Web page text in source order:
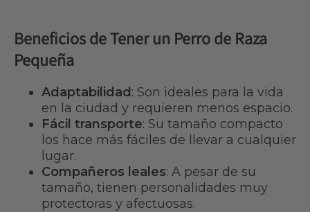
Beneficios de Tener un Perro de Raza
Pequeña
Adaptabilidad : Son ideales para la vida
en la ciudad y requieren menos espacio.
Fácil transporte: Su tamaño compacto
los hace más fáciles de llevar a cualquier
lugar.
Compañeros leales: A pesar de su
tamaño, tienen personalidades muy
protectoras y afectuosas.